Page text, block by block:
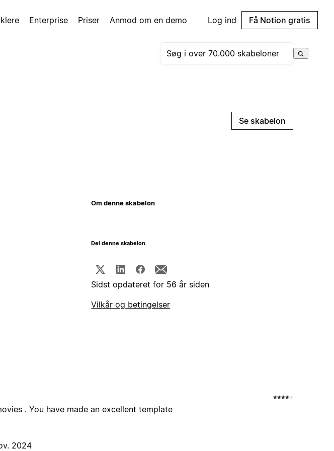
Enterprise Priser Anmod om en demo Log ind Få Notion gratis
Se skabelon
Om denne skabelon
Del denne skabelon
Sidst opdateret for 56 år siden
Vilkår og betingelser
. You have made an excellent template
2024